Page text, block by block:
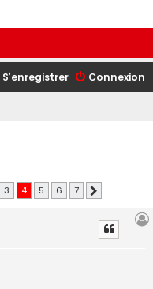
Connexion
S’enregistrer
3 4 5 6 7